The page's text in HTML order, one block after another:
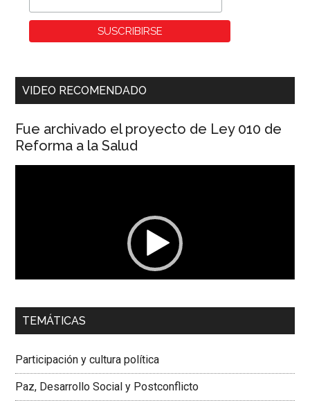
VIDEO RECOMENDADO
Fue archivado el proyecto de Ley 010 de
Reforma a la Salud
00:00 01:04
Dra. Carolina Corcho Mejía,Presidenta Corporación
Colombiana
TEMÁTICAS
Participación y cultura política
Paz, Desarrollo Social y Postconflicto